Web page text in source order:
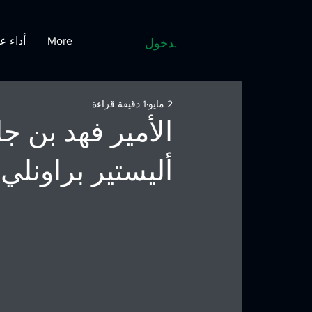
تسجيل الدخول أداء More
الأمير فهد بن
أليستير
2 مايو 1 دقيقة قراءة